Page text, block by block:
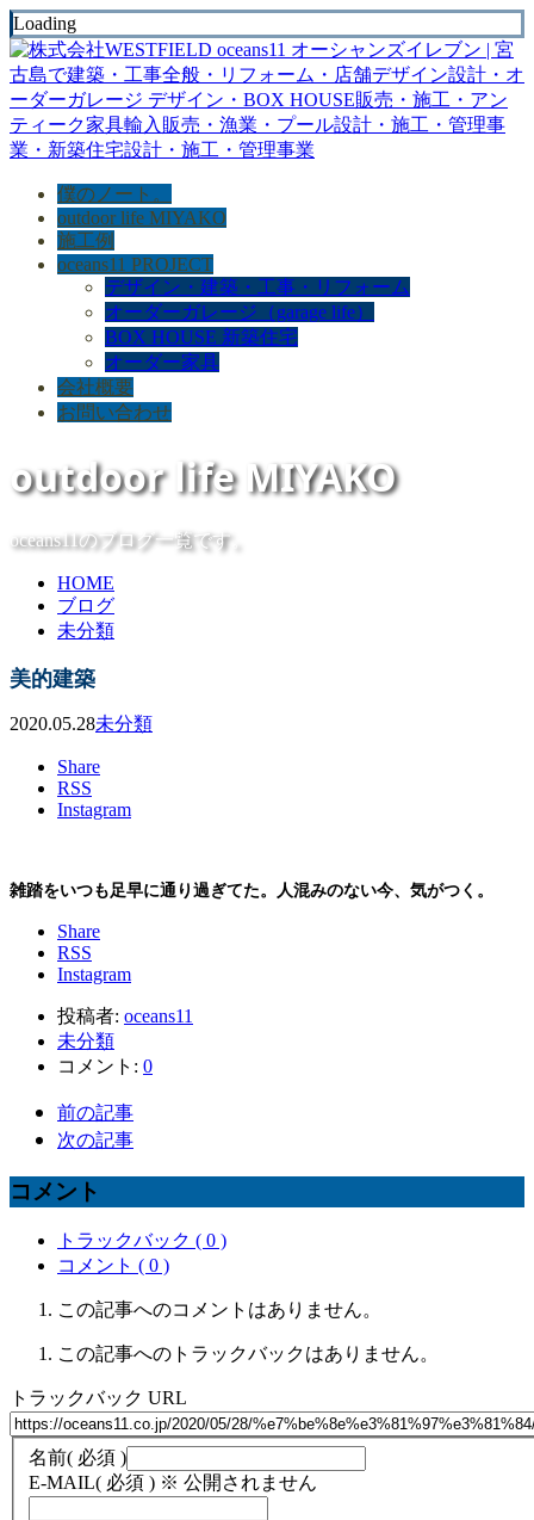
Loading
僕のノート。
outdoor life MIYAKO
施工例
oceans11 PROJECT
デザイン・建築・工事・リフォーム
オーダーガレージ（garage life）
BOX HOUSE 新築住宅
オーダー家具
会社概要
お問い合わせ
outdoor life MIYAKO
oceans11のブログ一覧です。
HOME
ブログ
未分類
美的建築
2020.05.28未分類
Share
RSS
Instagram
雑踏をいつも足早に通り過ぎてた。人混みのない今、気がつく。
Share
RSS
Instagram
投稿者: oceans11
未分類
コメント: 0
前の記事
次の記事
コメント
トラックバック ( 0 )
コメント ( 0 )
この記事へのコメントはありません。
この記事へのトラックバックはありません。
トラックバック URL
名前( 必須 )
E-MAIL( 必須 ) ※ 公開されません